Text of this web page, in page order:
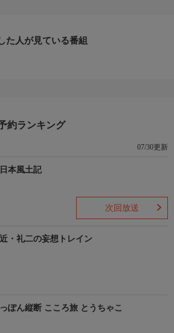
た人が見ている番組
約ランキング
07/30更新
本風土記
次回放送
・礼二の妄想トレイン
ぽん縦断 こころ旅 とうちゃこ